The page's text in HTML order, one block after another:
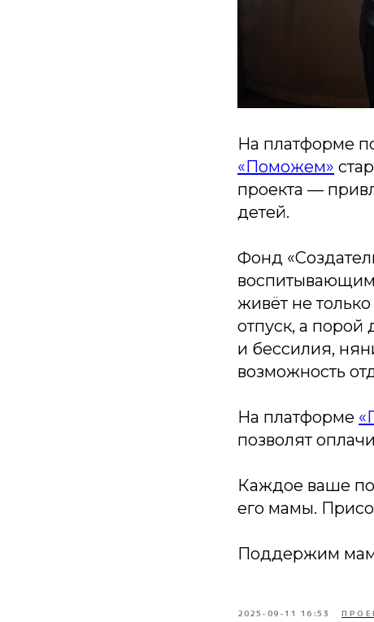
На платформе
«Поможем»
проекта —
детей.
Фонд
воспитывающим
живёт не
отпуск, а порой
и бессилия,
возможность
На платформе
позволят
Каждое ваше
его мамы.
Поддержим мам
2025-09-11 16:53